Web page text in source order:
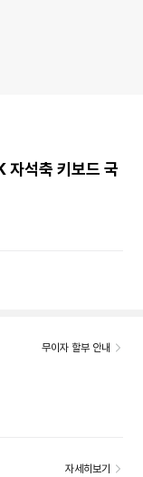
석축 키보드 국
무이자 할부 안내
자세히보기